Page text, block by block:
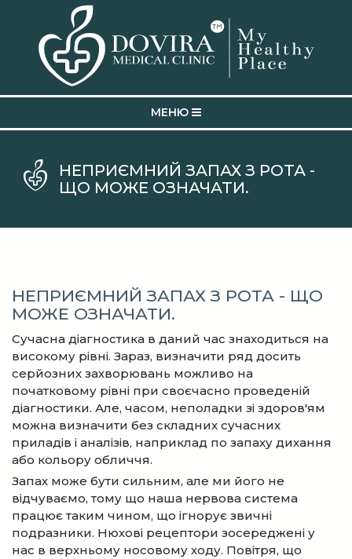
MEНЮ
НЕПРИЄМНИЙ ЗАПАХ З РОТА -
ЩО МОЖЕ ОЗНАЧАТИ.
НЕПРИЄМНИЙ ЗАПАХ З РОТА - ЩО
МОЖЕ ОЗНАЧАТИ.
Сучасна діагностика в даний час знаходиться на
високому рівні. Зараз, визначити ряд досить
серйозних захворювань можливо на
початковому рівні при своєчасно проведеній
діагностики. Але, часом, неполадки зі здоров'ям
можна визначити без складних сучасних
приладів і аналізів, наприклад по запаху дихання
або кольору обличчя.
Запах може бути сильним, але ми його не
відчуваємо, тому що наша нервова система
працює таким чином, що ігнорує звичні
подразники. Нюхові рецептори зосереджені у
нас в верхньому носовому ходу. Повітря, що